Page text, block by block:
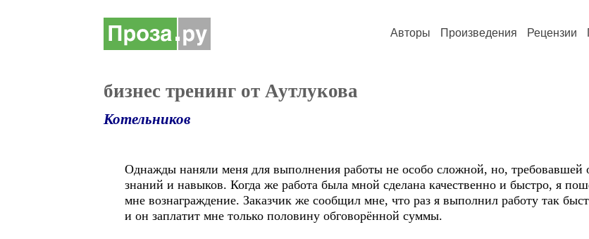
Авторы Произведения Рецензии
бизнес тренинг от Аутлукова
Котельников
Однажды наняли меня для выполнения работы не особо сложной, но, требовавшей
знаний и навыков. Когда же работа была мной сделана качественно и быстро, я
мне вознаграждение. Заказчик же сообщил мне, что раз я выполнил работу так
и он заплатит мне только половину обговорённой суммы.